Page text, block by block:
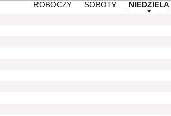
ROBOCZY
SOBOTY
NIEDZIELA